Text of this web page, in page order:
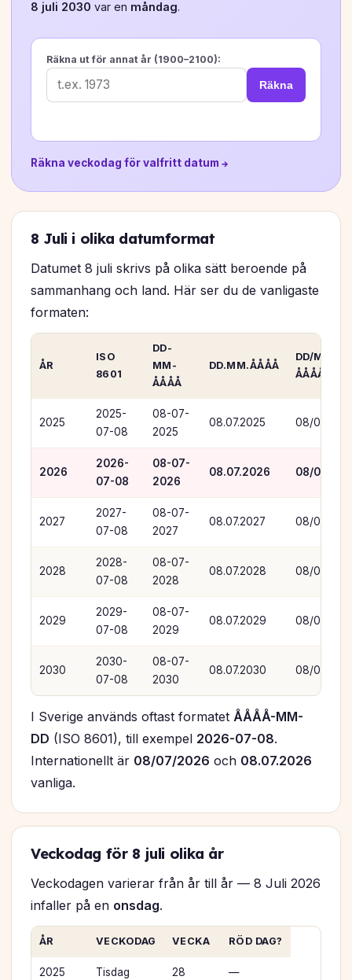
8 juli 2030 var en måndag.
Räkna ut för annat år (1900–2100):
Räkna
Räkna veckodag för valfritt datum →
8 Juli i olika datumformat
Datumet 8 juli skrivs på olika sätt beroende på
sammanhang och land. Här ser du de vanligaste
formaten:
ÅR
ISO
8601
DD-
MM-
ÅÅÅÅ
DD.MM.ÅÅÅÅ
DD/MM/
ÅÅÅÅ
2025
2025-
07-08
08-07-
2025
08.07.2025 08/07/
2026
2026-
07-08
08-07-
2026
08.07.2026 08/07/
2027
2027-
07-08
08-07-
2027
08.07.2027 08/07/
2028
2028-
07-08
08-07-
2028
08.07.2028 08/07/
2029
2029-
07-08
08-07-
2029
08.07.2029 08/07/
2030
2030-
07-08
08-07-
2030
08.07.2030 08/07/
I Sverige används oftast formatet ÅÅÅÅ-MM-
DD (ISO 8601), till exempel 2026-07-08.
Internationellt är 08/07/2026 och 08.07.2026
vanliga.
Veckodag för 8 juli olika år
Veckodagen varierar från år till år — 8 Juli 2026
infaller på en onsdag.
ÅR VECKODAG VECKA RÖD DAG?
2025 Tisdag 28 —